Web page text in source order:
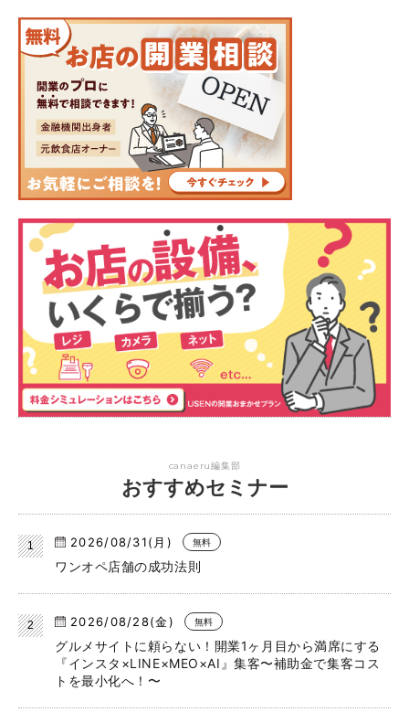
canaeru編集部
おすすめセミナー
2026/08/31(月) 無料
ワンオペ店舗の成功法則
2026/08/28(金) 無料
グルメサイトに頼らない！開業1ヶ月目から満席にする
『インスタ×LINE×MEO×AI』集客〜補助金で集客コス
トを最小化へ！〜